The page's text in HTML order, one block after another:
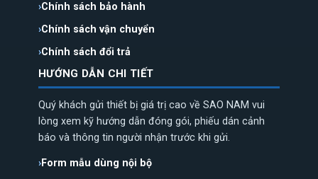
Chính sách bảo hành
Chính sách vận chuyển
Chính sách đổi trả
HƯỚNG DẪN CHI TIẾT
Quý khách gửi thiết bị giá trị cao về SAO NAM vui
lòng xem kỹ hướng dẫn đóng gói, phiếu dán cảnh
báo và thông tin người nhận trước khi gửi.
Form mẫu dùng nội bộ